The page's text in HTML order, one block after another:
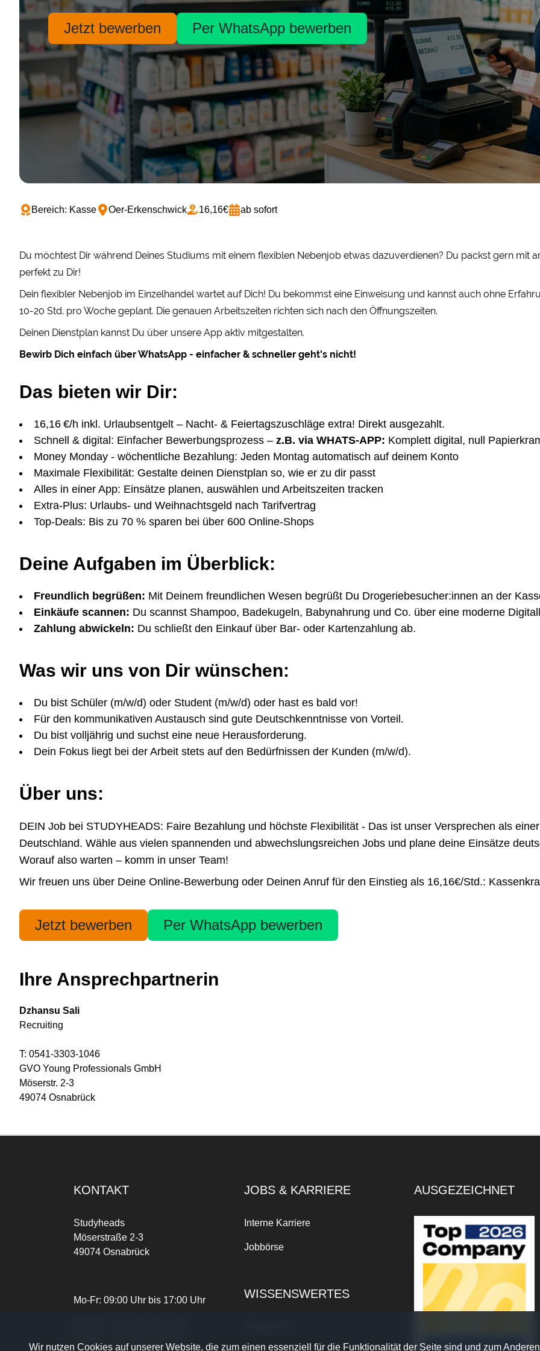
Jetzt bewerben Per WhatsApp bewerben
Oer-Erkenschwick
Bereich: Kasse 16,16€ ab sofort
Du möchtest Dir während Deines Studiums mit einem flexiblen Nebenjob etwas dazuverdienen? Du packst gern mit
perfekt zu Dir!
Dein flexibler Nebenjob im Einzelhandel wartet auf Dich! Du bekommst eine Einweisung und kannst auch ohne
10-20 Std. pro Woche geplant. Die genauen Arbeitszeiten richten sich nach den Öffnungszeiten.
Deinen Dienstplan kannst Du über unsere App aktiv mitgestalten.
Bewirb Dich einfach über WhatsApp - einfacher & schneller geht's nicht!
Das bieten wir Dir:
16,16 €/h inkl. Urlaubsentgelt – Nacht- & Feiertagszuschläge extra! Direkt ausgezahlt.
Schnell & digital: Einfacher Bewerbungsprozess – z.B. via WHATS-APP: Komplett digital, null
Money Monday - wöchentliche Bezahlung: Jeden Montag automatisch auf deinem Konto
Maximale Flexibilität: Gestalte deinen Dienstplan so, wie er zu dir passt
Alles in einer App: Einsätze planen, auswählen und Arbeitszeiten tracken
Extra-Plus: Urlaubs- und Weihnachtsgeld nach Tarifvertrag
Top-Deals: Bis zu 70 % sparen bei über 600 Online-Shops
Deine Aufgaben im Überblick:
Freundlich begrüßen: Mit Deinem freundlichen Wesen begrüßt Du Drogeriebesucher:innen an der
Einkäufe scannen: Du scannst Shampoo, Badekugeln, Babynahrung und Co. über eine moderne
Zahlung abwickeln: Du schließt den Einkauf über Bar- oder Kartenzahlung ab.
Was wir uns von Dir wünschen:
Du bist Schüler (m/w/d) oder Student (m/w/d) oder hast es bald vor!
Für den kommunikativen Austausch sind gute Deutschkenntnisse von Vorteil.
Du bist volljährig und suchst eine neue Herausforderung.
Dein Fokus liegt bei der Arbeit stets auf den Bedürfnissen der Kunden (m/w/d).
Über uns:
DEIN Job bei STUDYHEADS: Faire Bezahlung und höchste Flexibilität - Das ist unser Versprechen als
Deutschland. Wähle aus vielen spannenden und abwechslungsreichen Jobs und plane deine Einsätze
Worauf also warten – komm in unser Team!
Wir freuen uns über Deine Online-Bewerbung oder Deinen Anruf für den Einstieg als 16,16€/Std.:
Jetzt bewerben Per WhatsApp bewerben
Ihre Ansprechpartnerin
Dzhansu Sali
Recruiting
T: 0541-3303-1046
GVO Young Professionals GmbH
Möserstr. 2-3
49074 Osnabrück
KONTAKT
Studyheads
Möserstraße 2-3
49074 Osnabrück
Mo-Fr: 09:00 Uhr bis 17:00 Uhr
JOBS & KARRIERE
Interne Karriere
Jobbörse
WISSENSWERTES
AUSGEZEICHNET
Wir nutzen Cookies auf unserer Website, die zum einen essenziell für die Funktionalität der Seite sind und zum